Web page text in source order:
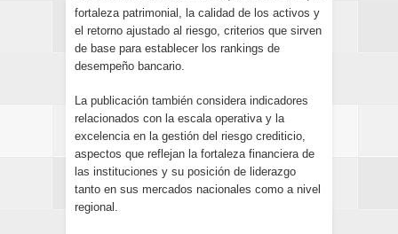
fortaleza patrimonial, la calidad de los activos y
el retorno ajustado al riesgo, criterios que sirven
de base para establecer los rankings de
desempeño bancario.
La publicación también considera indicadores
relacionados con la escala operativa y la
excelencia en la gestión del riesgo crediticio,
aspectos que reflejan la fortaleza financiera de
las instituciones y su posición de liderazgo
tanto en sus mercados nacionales como a nivel
regional.